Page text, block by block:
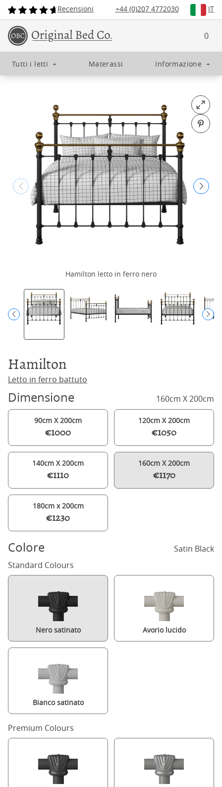
Recensioni +44 (0)207 4772030 IT
0
Tutti i letti + Materassi Informazione +
Open
Pin
Hamilton letto in ferro nero
Hamilton
Letto in ferro battuto
Dimensione 160cm X 200cm
90cm X 200cm
€1000
120cm X 200cm
€1050
140cm X 200cm
€1110
160cm X 200cm
€1170
180cm x 200cm
€1230
Colore
Satin Black
Standard Colours
Nero satinato Avorio lucido
Bianco satinato
Premium Colours